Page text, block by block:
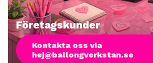
Företagskunder
Kontakta oss via
hej@ballongverkstan.se